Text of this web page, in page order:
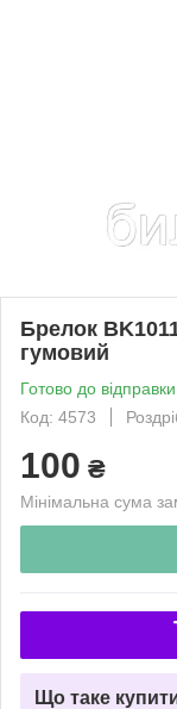
Брелок
гумовий
Готово до відправки
Код: 4573
100 ₴
Мінімальна сума
Що таке